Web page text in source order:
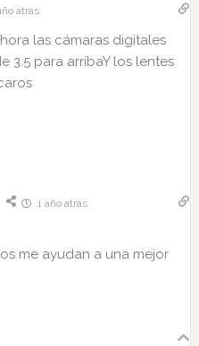
atrás
las cámaras digitales
3.5 para arribaY los lentes
1 año atrás
me ayudan a una mejor